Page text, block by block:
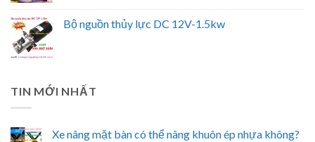
Bộ nguồn thủy lực DC 12V-1.5kw
TIN MỚI NHẤT
Xe nâng mặt bàn có thể nâng khuôn ép nhựa không?